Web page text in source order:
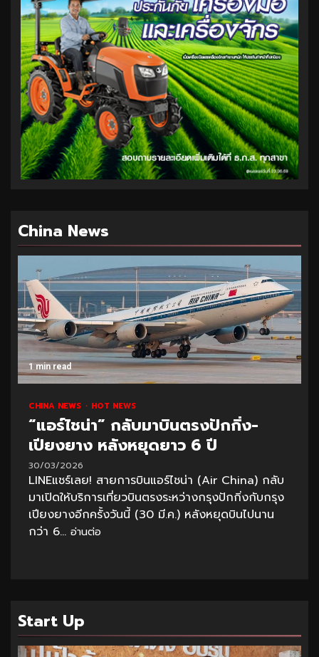
China News
1 min read
CHINA NEWS HOT NEWS
“แอร์ไชน่า” กลับมาบินตรงปักกิ่ง-
เปียงยาง หลังหยุดยาว 6 ปี
30/03/2026
LINEแชร์เลย! สายการบินแอร์ไชน่า (Air China) กลับ
มาเปิดให้บริการเที่ยวบินตรงระหว่างกรุงปักกิ่งกับกรุง
เปียงยางอีกครั้งวันนี้ (30 มี.ค.) หลังหยุดบินไปนาน
กว่า 6... อ่านต่อ
Start Up